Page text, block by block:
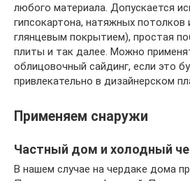
любого материала. Допускается
гипсокартона, натяжных потолков
глянцевым покрытием), простая
плиты и так далее. Можно
облицовочный сайдинг, если это
привлекательно в дизайнерском
Применяем снаружи
Частный дом и холодный
В нашем случае на чердаке дома